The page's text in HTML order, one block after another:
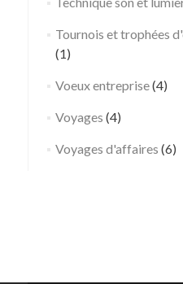
a
t
e
P
Tournois et trophées
(1)
Voeux entreprise(4)
Voyages (4)
Voyages d'affaires (6)